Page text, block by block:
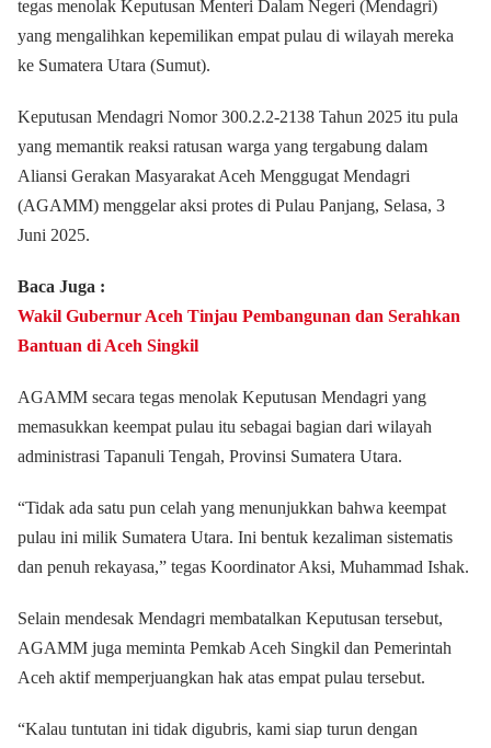
tegas menolak Keputusan Menteri Dalam Negeri (Mendagri)
yang mengalihkan kepemilikan empat pulau di wilayah mereka
ke Sumatera Utara (Sumut).
Keputusan Mendagri Nomor 300.2.2-2138 Tahun 2025 itu pula
yang memantik reaksi ratusan warga yang tergabung dalam
Aliansi Gerakan Masyarakat Aceh Menggugat Mendagri
(AGAMM) menggelar aksi protes di Pulau Panjang, Selasa, 3
Juni 2025.
Baca Juga :
Wakil Gubernur Aceh Tinjau Pembangunan dan Serahkan
Bantuan di Aceh Singkil
AGAMM secara tegas menolak Keputusan Mendagri yang
memasukkan keempat pulau itu sebagai bagian dari wilayah
administrasi Tapanuli Tengah, Provinsi Sumatera Utara.
“Tidak ada satu pun celah yang menunjukkan bahwa keempat
pulau ini milik Sumatera Utara. Ini bentuk kezaliman sistematis
dan penuh rekayasa,” tegas Koordinator Aksi, Muhammad Ishak.
Selain mendesak Mendagri membatalkan Keputusan tersebut,
AGAMM juga meminta Pemkab Aceh Singkil dan Pemerintah
Aceh aktif memperjuangkan hak atas empat pulau tersebut.
“Kalau tuntutan ini tidak digubris, kami siap turun dengan